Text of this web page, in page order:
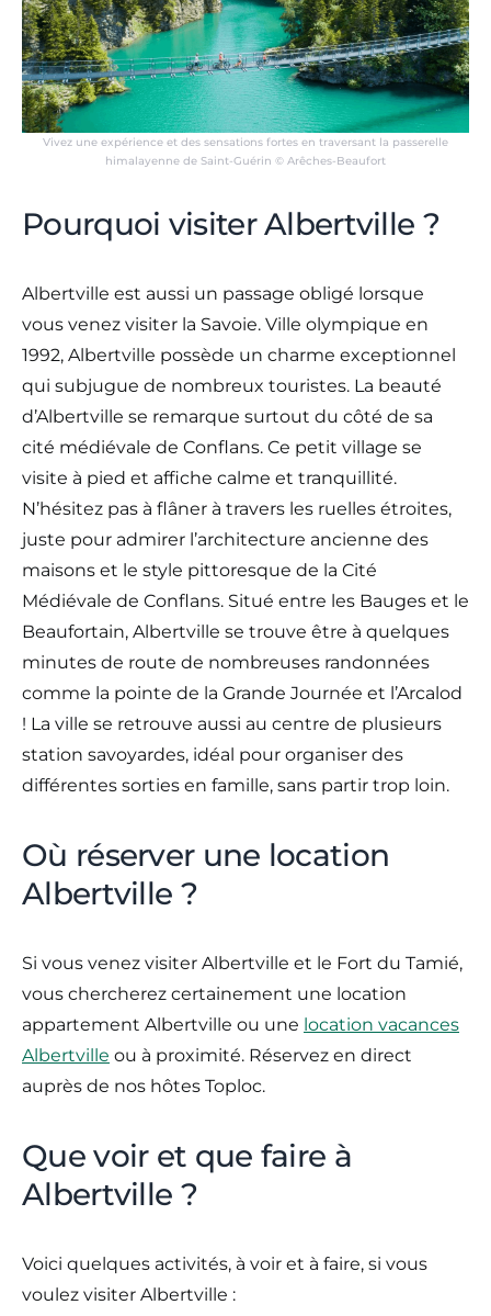
Vivez une expérience et des sensations fortes en traversant la passerelle
himalayenne de Saint-Guérin © Arêches-Beaufort
Pourquoi visiter Albertville ?
Albertville est aussi un passage obligé lorsque
vous venez visiter la Savoie. Ville olympique en
1992, Albertville possède un charme exceptionnel
qui subjugue de nombreux touristes. La beauté
d’Albertville se remarque surtout du côté de sa
cité médiévale de Conflans. Ce petit village se
visite à pied et affiche calme et tranquillité.
N’hésitez pas à flâner à travers les ruelles étroites,
juste pour admirer l’architecture ancienne des
maisons et le style pittoresque de la Cité
Médiévale de Conflans. Situé entre les Bauges et le
Beaufortain, Albertville se trouve être à quelques
minutes de route de nombreuses randonnées
comme la pointe de la Grande Journée et l’Arcalod
! La ville se retrouve aussi au centre de plusieurs
station savoyardes, idéal pour organiser des
différentes sorties en famille, sans partir trop loin.
Où réserver une location
Albertville ?
Si vous venez visiter Albertville et le Fort du Tamié,
vous chercherez certainement une location
appartement Albertville ou une location vacances
Albertville ou à proximité. Réservez en direct
auprès de nos hôtes Toploc.
Que voir et que faire à
Albertville ?
Voici quelques activités, à voir et à faire, si vous
voulez visiter Albertville :